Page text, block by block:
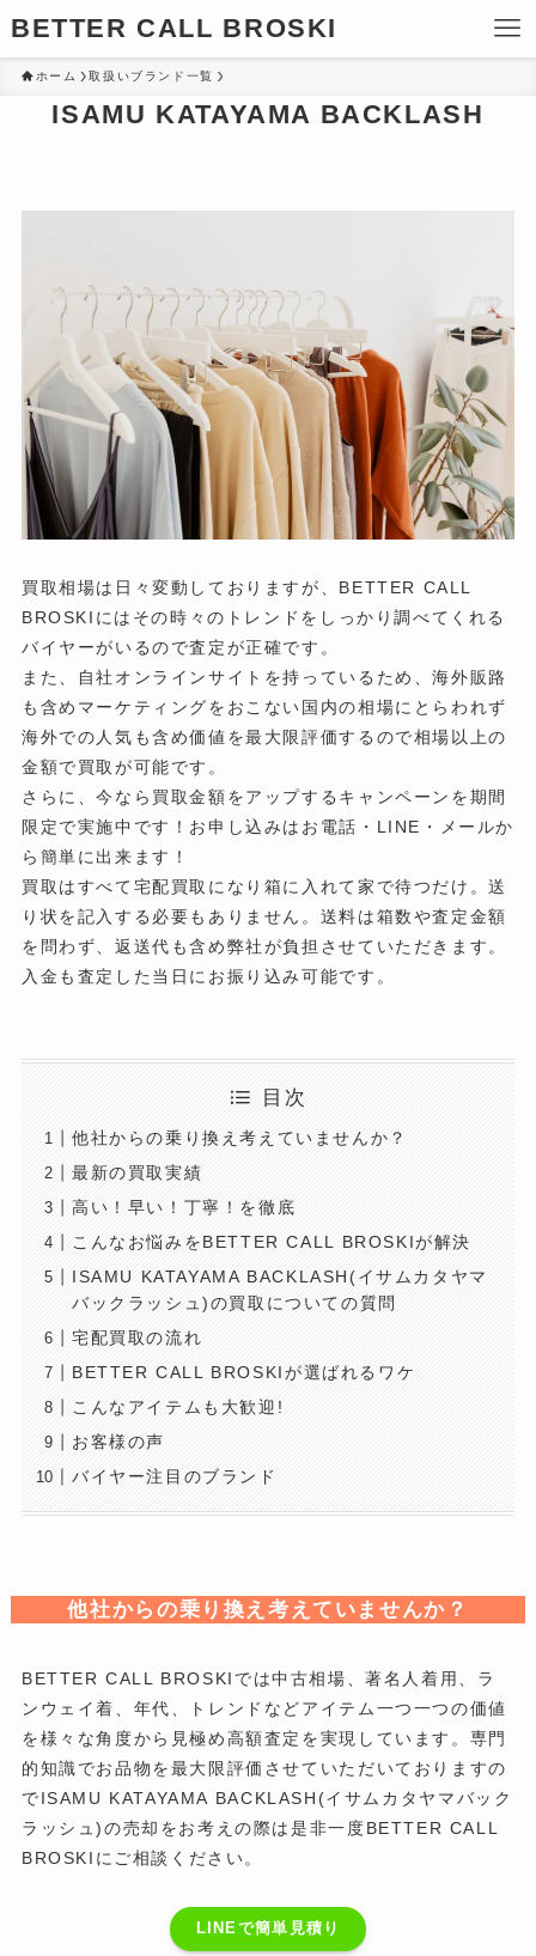
BETTER CALL BROSKI
ホーム 取扱いブランド一覧
ISAMU KATAYAMA BACKLASH
買取相場は日々変動しておりますが、BETTER CALL
BROSKIにはその時々のトレンドをしっかり調べてくれる
バイヤーがいるので査定が正確です。
また、自社オンラインサイトを持っているため、海外販路
も含めマーケティングをおこない国内の相場にとらわれず
海外での人気も含め価値を最大限評価するので相場以上の
金額で買取が可能です。
さらに、今なら買取金額をアップするキャンペーンを期間
限定で実施中です！お申し込みはお電話・LINE・メールか
ら簡単に出来ます！
買取はすべて宅配買取になり箱に入れて家で待つだけ。送
り状を記入する必要もありません。送料は箱数や査定金額
を問わず、返送代も含め弊社が負担させていただきます。
入金も査定した当日にお振り込み可能です。
目次
他社からの乗り換え考えていませんか？
最新の買取実績
高い！早い！丁寧！を徹底
こんなお悩みをBETTER CALL BROSKIが解決
ISAMU KATAYAMA BACKLASH(イサムカタヤマ
バックラッシュ)の買取についての質問
宅配買取の流れ
BETTER CALL BROSKIが選ばれるワケ
こんなアイテムも大歓迎!
お客様の声
バイヤー注目のブランド
他社からの乗り換え考えていませんか？
BETTER CALL BROSKIでは中古相場、著名人着用、ラ
ンウェイ着、年代、トレンドなどアイテム一つ一つの価値
を様々な角度から見極め高額査定を実現しています。専門
的知識でお品物を最大限評価させていただいておりますの
でISAMU KATAYAMA BACKLASH(イサムカタヤマバック
ラッシュ)の売却をお考えの際は是非一度BETTER CALL
BROSKIにご相談ください。
LINEで簡単見積り